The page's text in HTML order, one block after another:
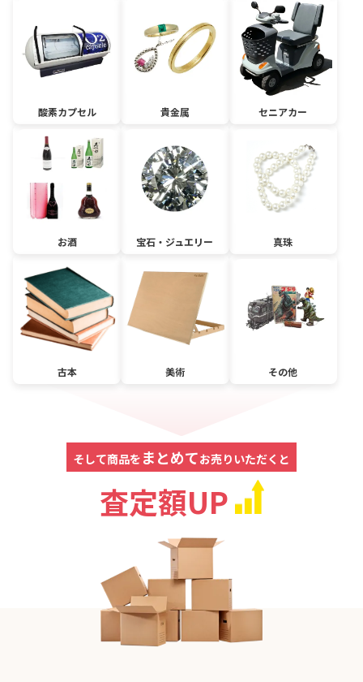
酸素カプセル 貴金属 セニアカー
お酒 宝石・ジュエリー 真珠
古本 美術 その他
そして商品を まとめてお売りいただくと
査定額UP